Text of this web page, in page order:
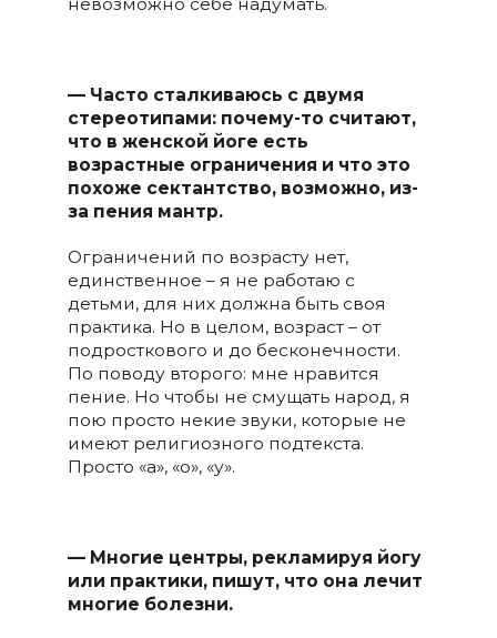
невозможно себе надумать.
— Часто сталкиваюсь с двумя
стереотипами: почему-то считают,
что в женской йоге есть
возрастные ограничения и что это
похоже сектантство, возможно, из-
за пения мантр.
Ограничений по возрасту нет,
единственное – я не работаю с
детьми, для них должна быть своя
практика. Но в целом, возраст – от
подросткового и до бесконечности.
По поводу второго: мне нравится
пение. Но чтобы не смущать народ, я
пою просто некие звуки, которые не
имеют религиозного подтекста.
Просто «а», «о», «у».
— Многие центры, рекламируя йогу
или практики, пишут, что она лечит
многие болезни.